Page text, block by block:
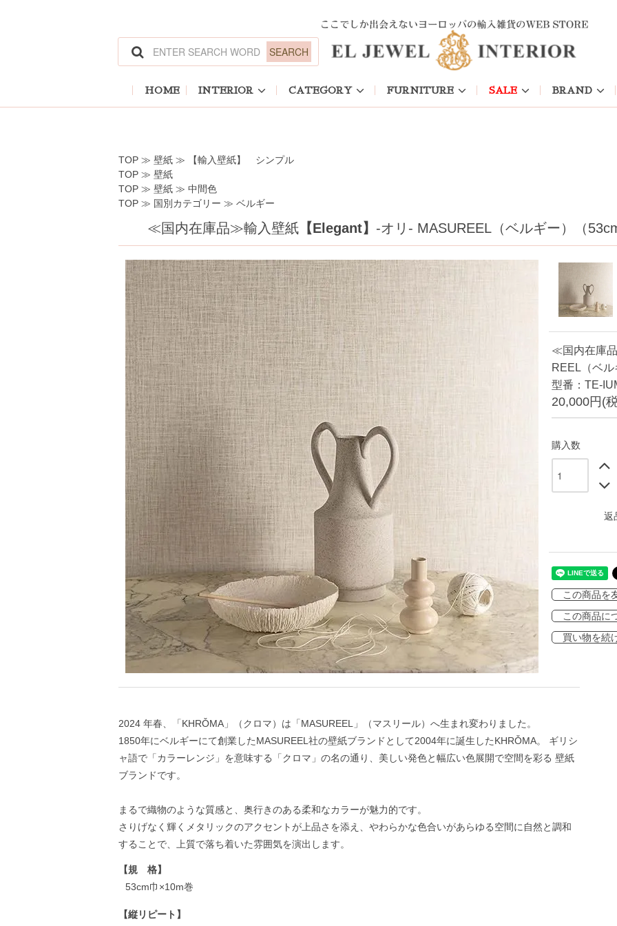
HOME INTERIOR CATEGORY FURNITURE SALE BRAND
ホーム
ホーム
>国別カテゴリー >ベルギー
TOP ≫ 壁紙 ≫
【輸入壁紙】 シンプル
TOP ≫ 壁紙
TOP ≫ 壁紙 ≫ 中間色
TOP ≫ 国別カテゴリー ≫ ベルギー
≪国内在庫品≫輸入壁紙 【Elegant】 -オリ- MASUREEL（ベルギー）（
≪国内在庫
REEL（ベ
型番：TE-
20,000円(
購入数
返
この商品を
この商品に
買い物を続
2024 年春、「KHRǑMA」（クロマ）は「MASUREEL」（マスリール）へ生まれ変わりました。
1850年にベルギーにて創業したMASUREEL社の壁紙ブランドとして2004年に誕生したKHRǑMA。 ギリシ
ャ語で「カラーレンジ」を意味する「クロマ」の名の通り、美しい発色と幅広い色展開で空間を彩る 壁紙
ブランドです。
まるで織物のような質感と、奥行きのある柔和なカラーが魅力的です。
さりげなく輝くメタリックのアクセントが上品さを添え、やわらかな色合いがあらゆる空間に自然と調和
することで、上質で落ち着いた雰囲気を演出します。
【規 格】
53cm巾×10m巻
【縦リピート】